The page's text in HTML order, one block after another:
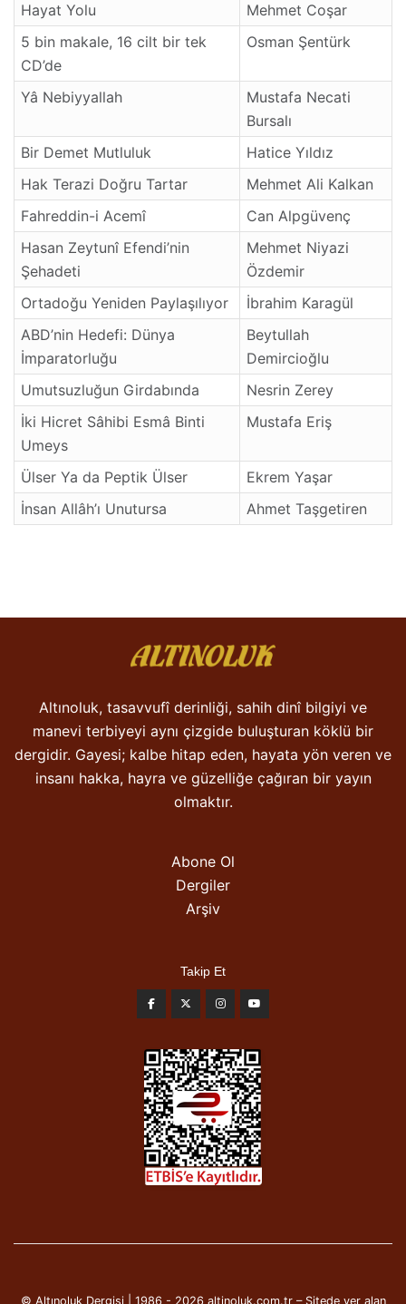
Hayat Yolu
Mehmet Coşar
5 bin makale, 16 cilt bir tek
CD’de
Osman Şentürk
Yâ Nebiyyallah
Mustafa Necati
Bursalı
Bir Demet Mutluluk
Hatice Yıldız
Hak Terazi Doğru Tartar
Mehmet Ali Kalkan
Fahreddin-i Acemî
Can Alpgüvenç
Hasan Zeytunî Efendi’nin
Şehadeti
Mehmet Niyazi
Özdemir
Ortadoğu Yeniden Paylaşılıyor
İbrahim Karagül
ABD’nin Hedefi: Dünya
İmparatorluğu
Beytullah
Demircioğlu
Umutsuzluğun Girdabında
Nesrin Zerey
İki Hicret Sâhibi Esmâ Binti
Umeys
Mustafa Eriş
Ülser Ya da Peptik Ülser
Ekrem Yaşar
İnsan Allâh’ı Unutursa
Ahmet Taşgetiren
Altınoluk, tasavvufî derinliği, sahih dinî bilgiyi ve
manevi terbiyeyi aynı çizgide buluşturan köklü bir
dergidir. Gayesi; kalbe hitap eden, hayata yön veren ve
insanı hakka, hayra ve güzelliğe çağıran bir yayın
olmaktır.
Abone Ol
Dergiler
Arşiv
Takip Et
© Altınoluk Dergisi | 1986 - 2026 altinoluk.com.tr – Sitede yer alan